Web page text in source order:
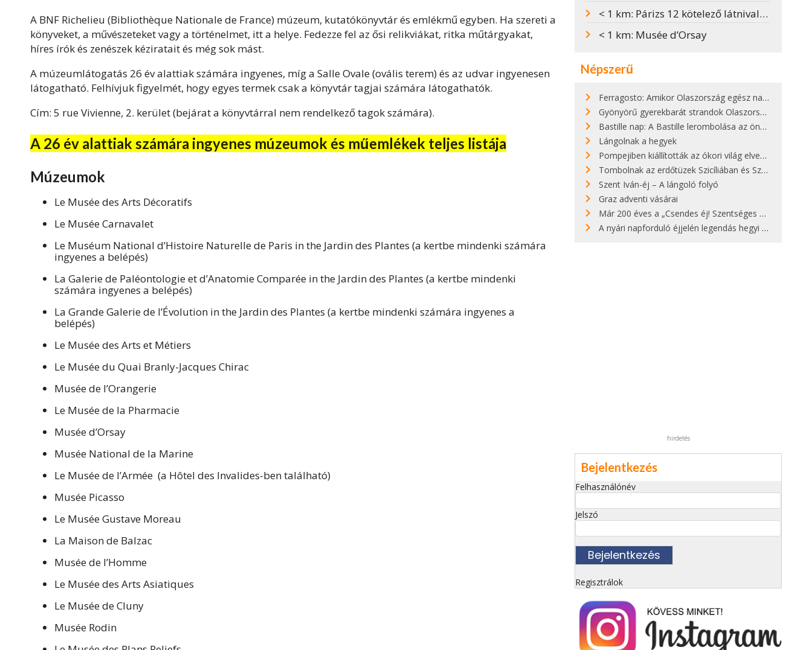
A BNF Richelieu (Bibliothèque Nationale de France) múzeum, kutatókönyvtár és emlékmű egyben. Ha szereti a
könyveket, a művészeteket vagy a történelmet, itt a helye. Fedezze fel az ősi relikviákat, ritka műtárgyakat,
híres írók és zenészek kéziratait és még sok mást.
A múzeumlátogatás 26 év alattiak számára ingyenes, míg a Salle Ovale (ovális terem) és az udvar ingyenesen
látogatható. Felhívjuk figyelmét, hogy egyes termek csak a könyvtár tagjai számára látogathatók.
Cím: 5 rue Vivienne, 2. kerület (bejárat a könyvtárral nem rendelkező tagok számára).
A 26 év alattiak számára ingyenes múzeumok és műemlékek teljes listája
Múzeumok
Le Musée des Arts Décoratifs
Le Musée Carnavalet
Le Muséum National d’Histoire Naturelle de Paris in the Jardin des Plantes (a kertbe mindenki számára
ingyenes a belépés)
La Galerie de Paléontologie et d’Anatomie Comparée in the Jardin des Plantes (a kertbe mindenki
számára ingyenes a belépés)
La Grande Galerie de l’Évolution in the Jardin des Plantes (a kertbe mindenki számára ingyenes a
belépés)
Le Musée des Arts et Métiers
Le Musée du Quai Branly-Jacques Chirac
Musée de l’Orangerie
Le Musée de la Pharmacie
Musée d’Orsay
Musée National de la Marine
Le Musée de l’Armée (a Hôtel des Invalides-ben található)
Musée Picasso
Le Musée Gustave Moreau
La Maison de Balzac
Musée de l’Homme
Le Musée des Arts Asiatiques
Le Musée de Cluny
Musée Rodin
< 1 km: Párizs 12 kötelező látnivalója
< 1 km: Musée d’Orsay
Népszerű
Ferragosto: Amikor Olaszország egész nap nyaral
Gyönyörű gyerekbarát strandok Olaszországban - megmutatjuk a 15 legjobbat
Bastille nap: A Bastille lerombolása az önkényuralom végét jelentette
Lángolnak a hegyek
Pompejiben kiállították az ókori világ elveszett híres szobrának másolatát
Tombolnak az erdőtüzek Szicíliában és Szardínián
Szent Iván-éj – A lángoló folyó
Graz adventi vásárai
Már 200 éves a „Csendes éj! Szentséges éj!”
A nyári napforduló éjjelén legendás hegyi tüzek világítják meg Zugspitzét
hirdetés
Bejelentkezés
Felhasználónév
Jelszó
Regisztrálok